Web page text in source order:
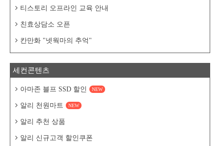
티스토리 오프라인 교육 안내
친효상담소 오픈
칸만화 "넷웍마의 추억"
세컨콘텐츠
아마존 블프 SSD 할인 NEW
알리 천원마트 NEW
알리 추천 상품
알리 신규고객 할인쿠폰